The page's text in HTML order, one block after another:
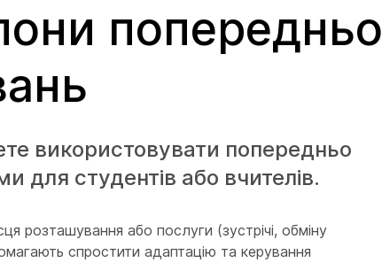
попередньо
використовувати попередньо
для студентів або вчителів.
розташування або послуги (зустрічі, обміну
спростити адаптацію та керування